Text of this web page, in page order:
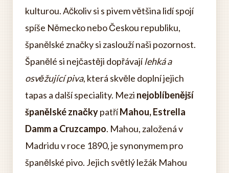
kulturou. Ačkoliv si s pivem většina lidí spojí
spíše Německo nebo Českou republiku,
španělské značky si zaslouží naši pozornost.
Španělé si nejčastěji dopřávajílehká a
osvěžující piva, která skvěle doplní jejich
tapas a další speciality. Mezi nejoblíbenější
španělské značkypatříMahou, Estrella
Damm a Cruzcampo. Mahou, založená v
Madridu v roce 1890, je synonymem pro
španělské pivo. Jejich světlý ležák Mahou